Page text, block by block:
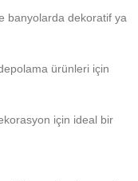
banyolarda dekoratif ya
ürünleri için
için ideal bir